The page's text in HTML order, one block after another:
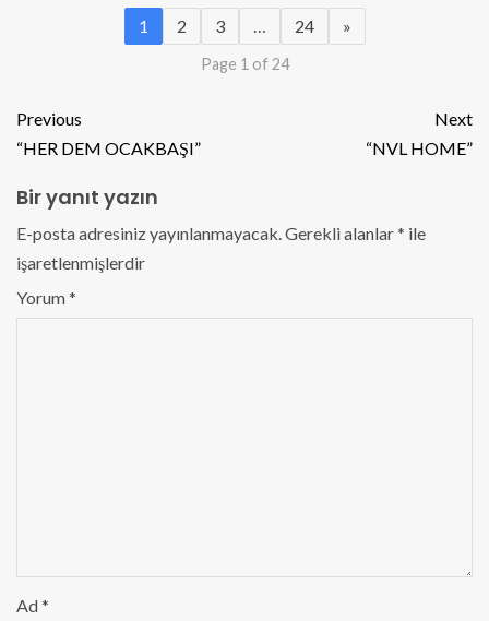
1 2 3 24 »
Page 1 of 24
Previous
“HER DEM OCAKBAŞI”
Next
“NVL HOME”
Bir yanıt yazın
E-posta adresiniz yayınlanmayacak. Gerekli alanlar* ile
işaretlenmişlerdir
Yorum*
Ad*